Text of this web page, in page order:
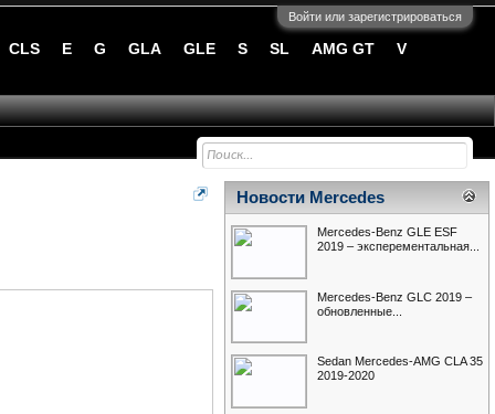
Войти или зарегистрироваться
Новости Mercedes
Mercedes-Benz GLE ESF
2019 – эксперементальная...
Mercedes-Benz GLC 2019 –
обновленные...
Sedan Mercedes-AMG CLA 35
2019-2020
CLS E G GLA GLE S SL AMG GT V